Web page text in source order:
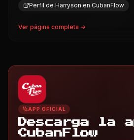
Perfil de Harryson en CubanFlow
Ver página completa →
APP OFICIAL
Descarga la
CubanFlow